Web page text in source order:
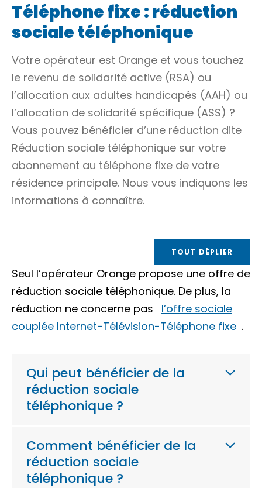
Téléphone fixe : réduction
sociale téléphonique
Votre opérateur est Orange et vous touchez
le revenu de solidarité active (RSA) ou
l’allocation aux adultes handicapés (AAH) ou
l’allocation de solidarité spécifique (ASS) ?
Vous pouvez bénéficier d’une réduction dite
Réduction sociale téléphonique sur votre
abonnement au téléphone fixe de votre
résidence principale. Nous vous indiquons les
informations à connaître.
TOUT DÉPLIER
Seul l’opérateur Orange propose une offre de
réduction sociale téléphonique. De plus, la
réduction ne concerne pas
l’offre sociale
couplée Internet-Télévision-Téléphone fixe .
Qui peut bénéficier de la
réduction sociale
téléphonique ?
Comment bénéficier de la
réduction sociale
téléphonique ?